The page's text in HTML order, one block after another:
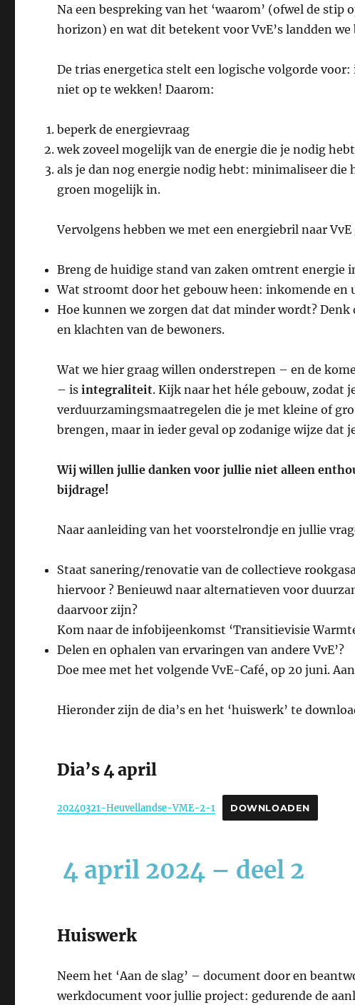
Na een bespreking van het ‘waarom’ (ofwel de
horizon) en wat dit betekent voor VvE’s landden
De trias energetica stelt een logische volgorde
niet op te wekken! Daarom:
beperk de energievraag
wek zoveel mogelijk van de energie die je nodig
als je dan nog energie nodig hebt: minimaliseer die
groen mogelijk in.
Vervolgens hebben we met een energiebril naar
Breng de huidige stand van zaken omtrent energie
Wat stroomt door het gebouw heen: inkomende en
Hoe kunnen we zorgen dat dat minder wordt?
en klachten van de bewoners.
Wat we hier graag willen onderstrepen – en de
– isintegraliteit. Kijk naar het héle gebouw, zodat
verduurzamingsmaatregelen die je met kleine of
brengen, maar in ieder geval op zodanige wijze dat
Wij willen jullie danken voor jullie niet alleen
bijdrage!
Naar aanleiding van het voorstelrondje en jullie
Staat sanering/renovatie van de collectieve
hiervoor ? Benieuwd naar alternatieven voor
daarvoor zijn?
Kom naar de infobijeenkomst ‘Transitievisie
Delen en ophalen van ervaringen van andere VvE’?
Doe mee met het volgende VvE-Café, op 20 juni.
Hieronder zijn de dia’s en het ‘huiswerk’ te
Dia’s 4 april
20240321-Heuvellandse-VME-2-1 DOWNLOADEN
4 april 2024 – deel 2
Huiswerk
Neem het ‘Aan de slag’ – document door en
werkdocument voor jullie project: gedurende de